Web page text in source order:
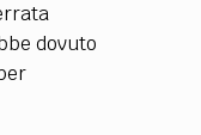
dovuto